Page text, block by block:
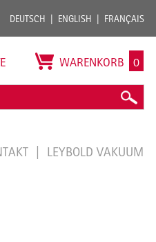
DEUTSCH ENGLISH FRANÇAIS
WARENKORB 0
LEYBOLD VAKUUM